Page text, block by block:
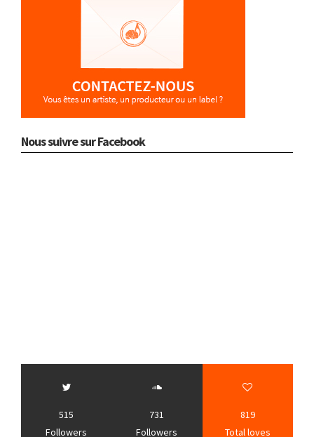
Nous suivre sur Facebook
515
Followers
731
Followers
819
Total loves